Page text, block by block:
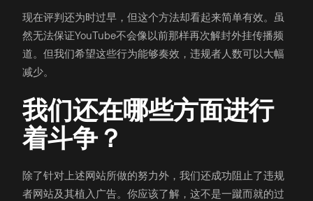
现在评判还为时过早，但这个方法却看起来简单有效。虽
然无法保证YouTube不会像以前那样再次解封外挂传播频
道。但我们希望这些行为能够奏效，违规者人数可以大幅
减少。
我们还在哪些方面进行
着斗争？
除了针对上述网站所做的努力外，我们还成功阻止了违规
者网站及其植入广告。你应该了解，这不是一蹴而就的过